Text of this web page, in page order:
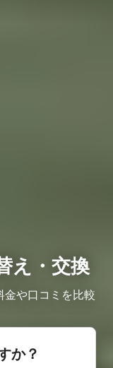
え・交換
金や口コミを比較
か？